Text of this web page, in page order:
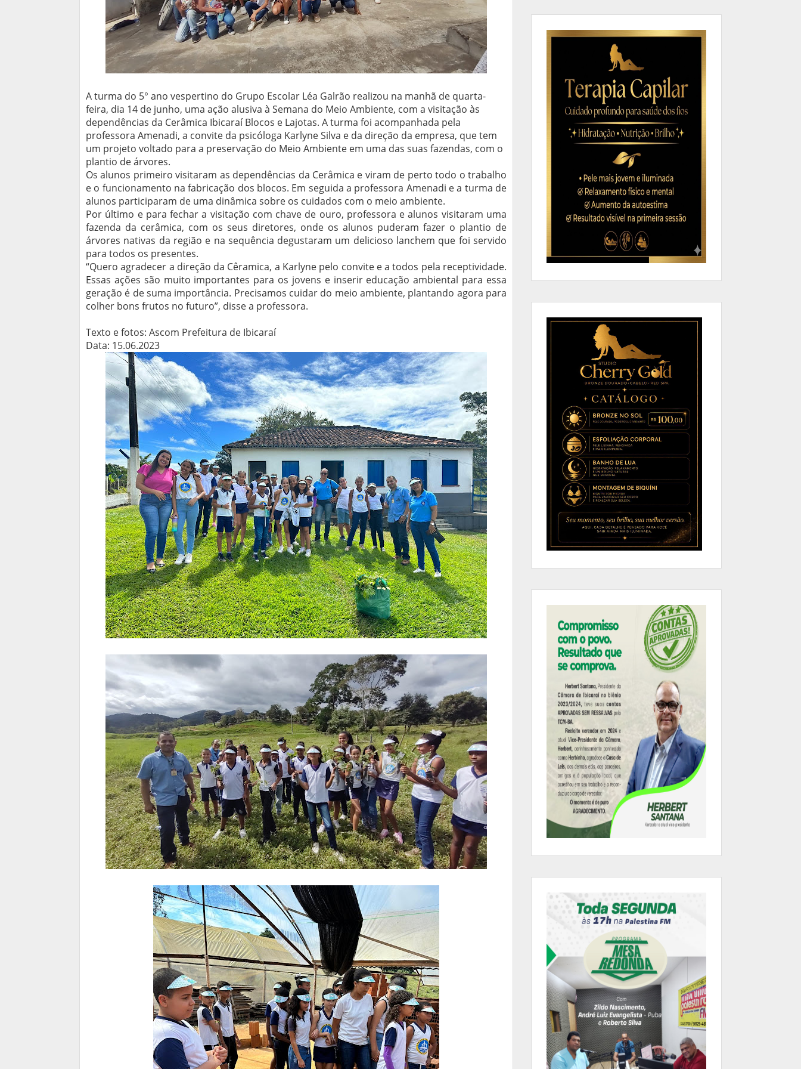
A turma do 5° ano vespertino do Grupo Escolar Léa Galrão realizou na manhã de quarta-
feira, dia 14 de junho, uma ação alusiva à Semana do Meio Ambiente, com a visitação às
dependências da Cerâmica Ibicaraí Blocos e Lajotas. A turma foi acompanhada pela
professora Amenadi, a convite da psicóloga Karlyne Silva e da direção da empresa, que tem
um projeto voltado para a preservação do Meio Ambiente em uma das suas fazendas, com o
plantio de árvores.
Os alunos primeiro visitaram as dependências da Cerâmica e viram de perto todo o trabalho
e o funcionamento na fabricação dos blocos. Em seguida a professora Amenadi e a turma de
alunos participaram de uma dinâmica sobre os cuidados com o meio ambiente.
Por último e para fechar a visitação com chave de ouro, professora e alunos visitaram uma
fazenda da cerâmica, com os seus diretores, onde os alunos puderam fazer o plantio de
árvores nativas da região e na sequência degustaram um delicioso lanchem que foi servido
para todos os presentes.
“Quero agradecer a direção da Cêramica, a Karlyne pelo convite e a todos pela receptividade.
Essas ações são muito importantes para os jovens e inserir educação ambiental para essa
geração é de suma importância. Precisamos cuidar do meio ambiente, plantando agora para
colher bons frutos no futuro”, disse a professora.
Texto e fotos: Ascom Prefeitura de Ibicaraí
Data: 15.06.2023